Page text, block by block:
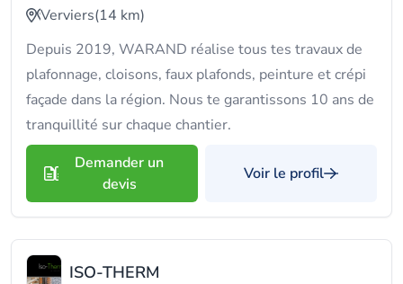
Verviers(14 km)
Depuis 2019, WARAND réalise tous tes travaux de
plafonnage, cloisons, faux plafonds, peinture et crépi
façade dans la région. Nous te garantissons 10 ans de
tranquillité sur chaque chantier.
Demander un
devis
Voir le profil
ISO-THERM